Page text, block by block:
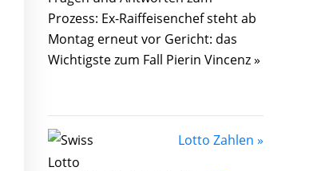
Prozess: Ex-Raiffeisenchef steht ab
Montag erneut vor Gericht: das
Wichtigste zum Fall Pierin Vincenz »
Lotto Zahlen »